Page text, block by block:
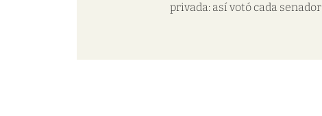
privada: así votó cada senador